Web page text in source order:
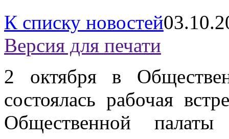
К списку новостей
Версия для печати
2 октября в
состоялась рабочая
Общественной